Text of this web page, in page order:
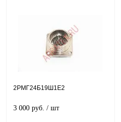
2РМГ24Б19Ш1Е2
3 000 руб. / шт